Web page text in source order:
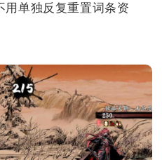
用单独反复重置词条资